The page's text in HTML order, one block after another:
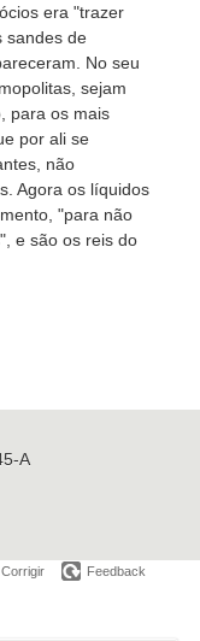
era "trazer
sandes de
No seu
sejam
para os mais
por ali se
não
Agora os líquidos
"para não
e são os reis do
A
Corrigir Feedback